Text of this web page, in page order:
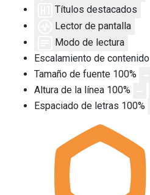
Títulos destacados
Lector de pantalla
Modo de lectura
Escalamiento de contenido
Tamaño de fuente 100%
Altura de la línea 100%
Espaciado de letras 100%